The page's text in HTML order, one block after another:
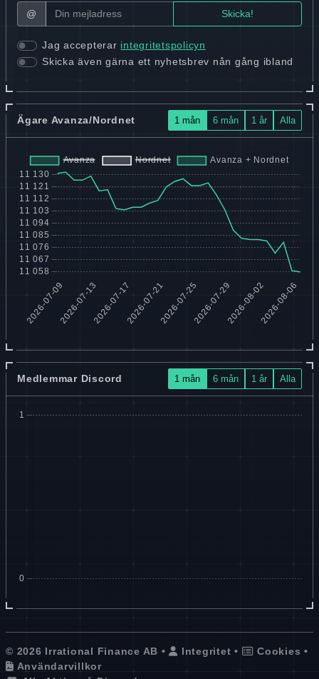
@
Jag accepterar integritetspolicyn
Skicka även gärna ett nyhetsbrev nån gång ibland
Ägare Avanza/Nordnet 1 mån 6 mån 1 år Alla
Medlemmar Discord 1 mån 6 mån 1 år Alla
© 2026 Irrational Finance AB • Integritet • Cookies •
Användarvillkor